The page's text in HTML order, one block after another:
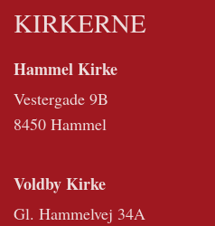
KIRKERNE
Hammel Kirke
Vestergade 9B
8450 Hammel
Voldby Kirke
Gl. Hammelvej 34A